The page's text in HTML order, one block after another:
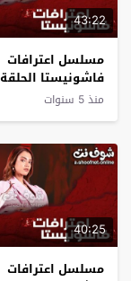
43:22
مسلسل اعترافات
فاشونيستا الحلقة 3 الثالثة
منذ 5 سنوات
40:25
مسلسل اعترافات